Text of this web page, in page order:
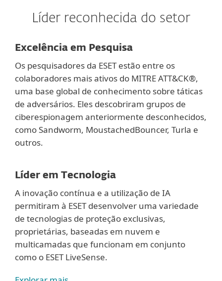
Líder reconhecida do setor
Excelência em Pesquisa
Os pesquisadores da ESET estão entre os
colaboradores mais ativos do MITRE ATT&CK®,
uma base global de conhecimento sobre táticas
de adversários. Eles descobriram grupos de
ciberespionagem anteriormente desconhecidos,
como Sandworm, MoustachedBouncer, Turla e
outros.
Líder em Tecnologia
A inovação contínua e a utilização de IA
permitiram à ESET desenvolver uma variedade
de tecnologias de proteção exclusivas,
proprietárias, baseadas em nuvem e
multicamadas que funcionam em conjunto
como o ESET LiveSense.